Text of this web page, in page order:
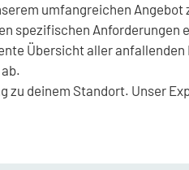
umfangreichen Angebot
spezifischen Anforderungen
Übersicht aller anfallenden
zu deinem Standort. Unser